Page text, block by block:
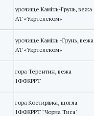
урочище Камінь-Грунь, вежа
АТ «Укртелеком»
урочище Камінь -Грунь, вежа
АТ «Укртелеком»
гора Терентин, вежа
ІФФКРРТ
гора Костирівка, щогла
ІФФКРРТ "Чорна Тиса"